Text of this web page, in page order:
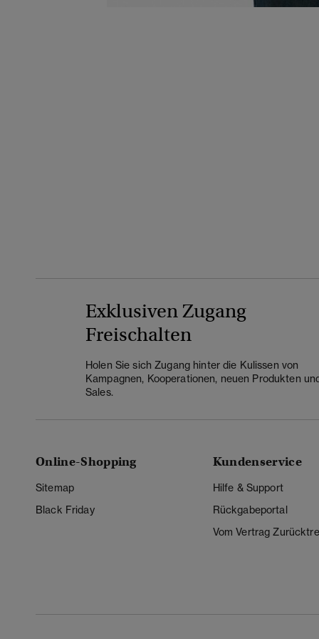
Exklusiven Zugang
Freischalten
Holen Sie sich Zugang hinter die Kulissen von
Kampagnen, Kooperationen, neuen Produkten
Sales.
Online-Shopping
Sitemap
Black Friday
Kundenservice
Hilfe & Support
Rückgabeportal
Vom Vertrag